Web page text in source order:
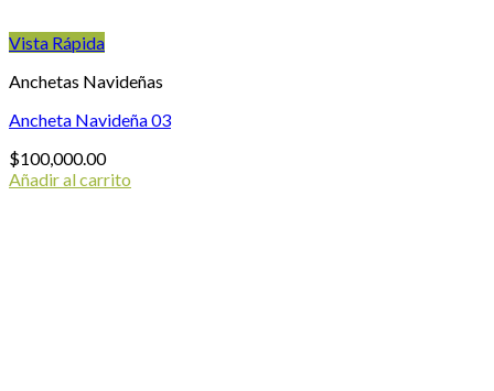
Vista Rápida
Anchetas Navideñas
Ancheta Navideña 03
$100,000.00
Añadir al carrito